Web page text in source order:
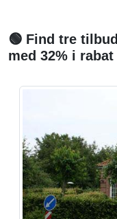
🟢 Find tre
med 32% i rabat